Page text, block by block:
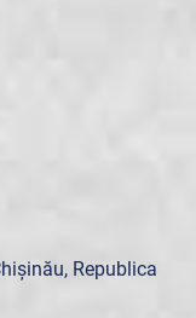
Republica